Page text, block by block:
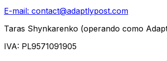
E-mail: contact@adaptlypost.com
Taras Shynkarenko (operando como
IVA: PL9571091905